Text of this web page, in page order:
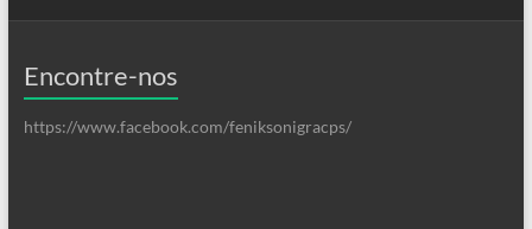
Encontre-nos
https://www.facebook.com/feniksonigracps/